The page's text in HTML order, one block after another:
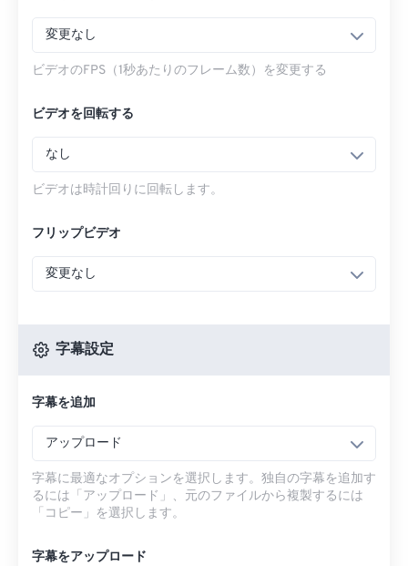
変更なし
ビデオのFPS（1秒あたりのフレーム数）を変更する
ビデオを回転する
なし
ビデオは時計回りに回転します。
フリップビデオ
変更なし
字幕設定
字幕を追加
アップロード
字幕に最適なオプションを選択します。独自の字幕を追加す
るには「アップロード」、元のファイルから複製するには
「コピー」を選択します。
字幕をアップロード